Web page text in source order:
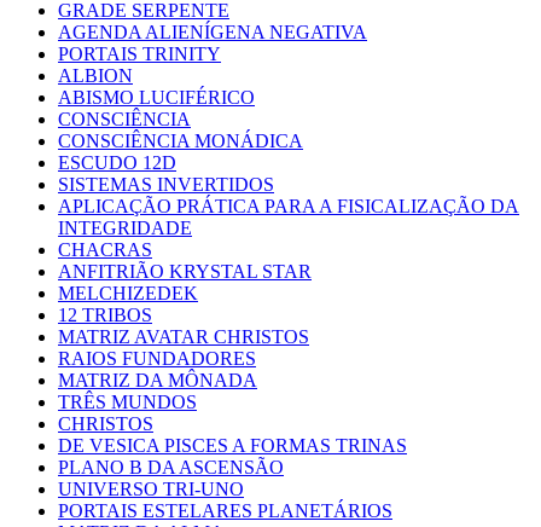
GRADE SERPENTE
AGENDA ALIENÍGENA NEGATIVA
PORTAIS TRINITY
ALBION
ABISMO LUCIFÉRICO
CONSCIÊNCIA
CONSCIÊNCIA MONÁDICA
ESCUDO 12D
SISTEMAS INVERTIDOS
APLICAÇÃO PRÁTICA PARA A FISICALIZAÇÃO DA
INTEGRIDADE
CHACRAS
ANFITRIÃO KRYSTAL STAR
MELCHIZEDEK
12 TRIBOS
MATRIZ AVATAR CHRISTOS
RAIOS FUNDADORES
MATRIZ DA MÔNADA
TRÊS MUNDOS
CHRISTOS
DE VESICA PISCES A FORMAS TRINAS
PLANO B DA ASCENSÃO
UNIVERSO TRI-UNO
PORTAIS ESTELARES PLANETÁRIOS